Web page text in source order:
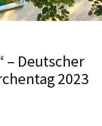
– Deutscher
2023